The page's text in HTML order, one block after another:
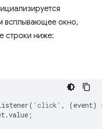
всплывающее окно,
строки ниже:
( 'click' , (event)
.value ;